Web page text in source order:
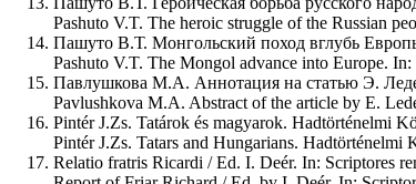
Pashuto V.T. The heroic struggle of the Russian
Пашуто В.Т. Монгольский поход вглубь
Pashuto V.T. The Mongol advance into Europe.
Павлушкова М.А. Аннотация на статью Э.
Pavlushkova M.A. Abstract of the article by E.
Pintér J.Zs. Tatárok és magyarok. Hadtörténelmi
Pintér J.Zs. Tatars and Hungarians.
Relatio fratris Ricardi / Ed. I. Deér. In: Scriptores